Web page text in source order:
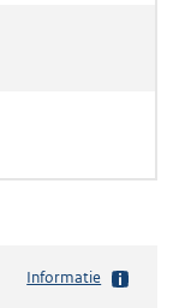
Informatie